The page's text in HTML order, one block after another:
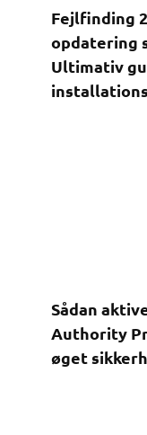
Fejlfinding
opdatering
Ultimativ
Sådan
Authority
øget